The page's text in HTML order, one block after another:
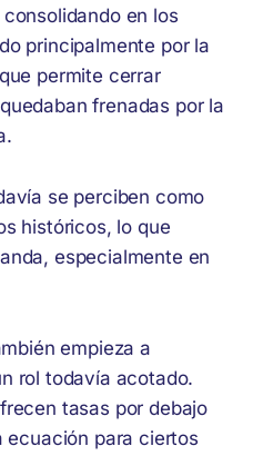
en los
principalmente por la
permite cerrar
frenadas por la
se perciben como
históricos, lo que
especialmente en
empieza a
rol todavía acotado.
tasas por debajo
ecuación para ciertos